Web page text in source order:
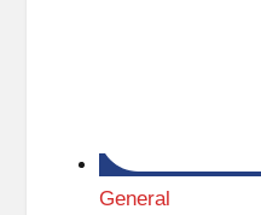
General